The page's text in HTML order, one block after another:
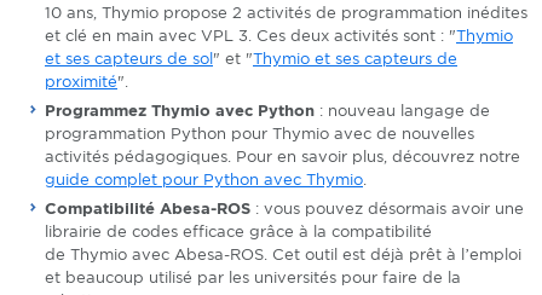
10 ans, Thymio propose 2 activités de programmation inédites
et clé en main avec VPL 3. Ces deux activités sont : "Thymio
et ses capteurs de sol " et "Thymio et ses capteurs de
proximité".
Programmez Thymio avec Python : nouveau langage de
programmation Python pour Thymio avec de nouvelles
activités pédagogiques. Pour en savoir plus, découvrez notre
guide complet pour Python avec Thymio
Compatibilité Abesa-ROS : vous pouvez désormais avoir une
librairie de codes efficace grâce à la compatibilité
de Thymio avec Abesa-ROS. Cet outil est déjà prêt à l’emploi
et beaucoup utilisé par les universités pour faire de la